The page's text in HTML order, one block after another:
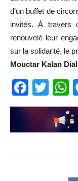
d’un buffet de
invités. À travers
renouvelé leur
sur la solidarité, le
Mouctar Kalan